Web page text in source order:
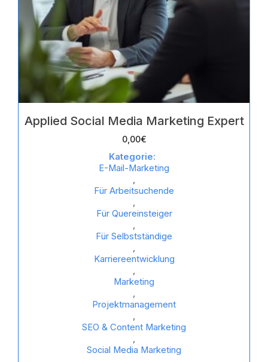
Applied Social Media Marketing Expert
0,00€
Kategorie:
E-Mail-Marketing
,
Für Arbeitsuchende
,
Für Quereinsteiger
,
Für Selbstständige
,
Karriereentwicklung
,
Marketing
,
Projektmanagement
,
SEO & Content Marketing
,
Social Media Marketing